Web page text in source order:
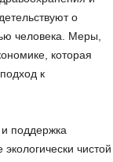
о
человека. Меры,
которая
к
поддержка
чистой